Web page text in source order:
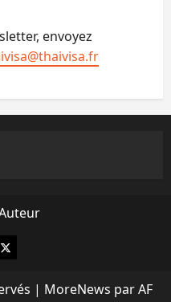
envoyez
X
| MoreNews par AF